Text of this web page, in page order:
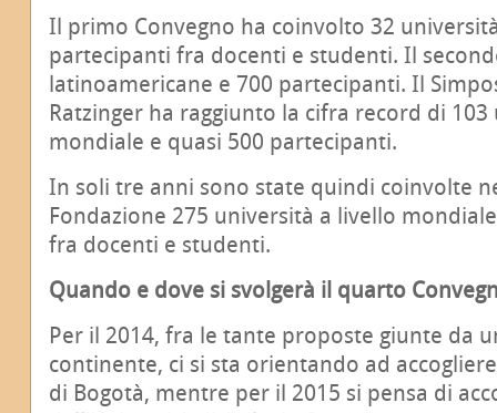
Il primo Convegno ha coinvolto 32
partecipanti fra docenti e studenti. Il
latinoamericane e 700 partecipanti. Il
Ratzinger ha raggiunto la cifra record di
mondiale e quasi 500 partecipanti.
In soli tre anni sono state quindi coinvolte
Fondazione 275 università a livello
fra docenti e studenti.
Quando e dove si svolgerà il quarto
Per il 2014, fra le tante proposte giunte da
continente, ci si sta orientando ad
di Bogotà, mentre per il 2015 si pensa di